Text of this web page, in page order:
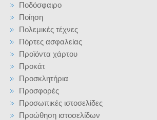
Ποδόσφαιρο
Ποίηση
Πολεμικές τέχνες
Πόρτες ασφαλείας
Προϊόντα χάρτου
Προκάτ
Προσκλητήρια
Προσφορές
Προσωπικές ιστοσελίδες
Προώθηση ιστοσελίδων